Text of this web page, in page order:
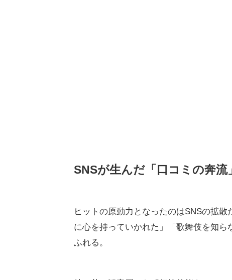
SNSが生んだ「口コミの奔流
ヒットの原動力となったのはSNSの拡
に心を持っていかれた」「歌舞伎を知
ふれる。